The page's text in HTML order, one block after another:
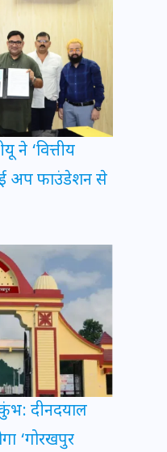
ने ‘वित्तीय
अप फाउंडेशन से
दीनदयाल
‘गोरखपुर